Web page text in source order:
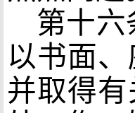
第十六
以书面
并取得